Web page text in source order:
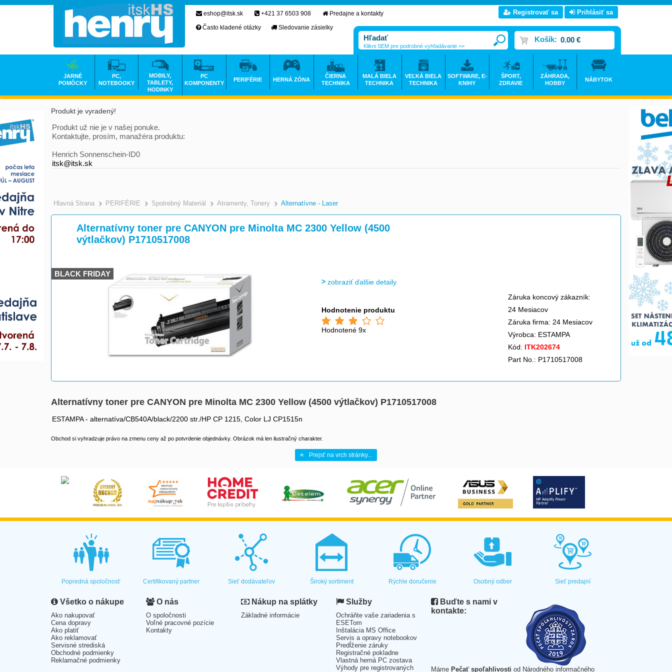
Produkt je vyradený!
Produkt už nie je v našej ponuke.
Kontaktujte, prosím, manažéra produktu:
Henrich Sonnenschein-ID0
itsk@itsk.sk
Hlavná Strana >
PERIFÉRIE >
Spotrebný Materiál >
Atramenty, Tonery >
Alternatívne - Laser
Alternatívny toner pre CANYON pre Minolta MC 2300 Yellow (4500
výtlačkov) P1710517008
BLACK FRIDAY
zobraziť ďalšie detaily
Hodnotenie produktu
Hodnotené 9x
Záruka koncový zákazník:
24 Mesiacov
Záruka firma: 24 Mesiacov
Výrobca: ESTAMPA
Kód: ITK202674
Part No.: P1710517008
Alternatívny toner pre CANYON pre Minolta MC 2300 Yellow (4500 výtlačkov) P1710517008
ESTAMPA - alternatíva/CB540A/black/2200 str./HP CP 1215, Color LJ CP1515n
Obchod si vyhradzuje právo na zmenu ceny až po potvrdenie objednávky. Obrázok má len ilustračný charakter.
Prejsť na vrch stránky...
eshop@itsk.sk +421 37 6503 908
Predajne a kontakty
Často kladené otázky
Sledovanie zásielky
Registrovať sa Prihlásiť sa
Košík: 0.00 €
Klikni SEM pre podrobné vyhľadávanie >>
JARNÉ
POMÔCKY
PC,
NOTEBOOKY
MOBILY,
TABLETY,
HODINKY
PC
KOMPONENTY
PERIFÉRIE HERNÁ ZÓNA
ČIERNA
TECHNIKA
MALÁ BIELA
TECHNIKA
VEĽKÁ BIELA
TECHNIKA
SOFTWARE, E-
KNIHY
ŠPORT,
ZDRAVIE
ZÁHRADA,
HOBBY
NÁBYTOK
Popredná spoločnosť Certifikovaný partner Sieť dodávateľov Široký sortiment Rýchle doručenie Osobný odber Sieť predajní
Všetko o nákupe
Ako nakupovať
Cena dopravy
Ako platiť
Ako reklamovať
Servisné strediská
Obchodné podmienky
Reklamačné podmienky
O nás
O spoločnosti
Voľné pracovné pozície
Kontakty
Nákup na splátky
Základné informácie
Služby
Ochráňte vaše zariadenia s
ESETom
Inštalácia MS Office
Servis a opravy notebookov
Predĺženie záruky
Registračné pokladne
Vlastná herná PC zostava
Výhody pre registrovaných
Buďte s nami v
kontakte:
Máme Pečať spoľahlivosti od Národného informačného